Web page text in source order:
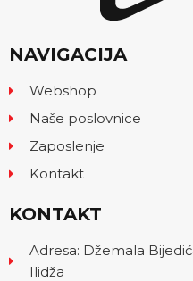
NAVIGACIJA
Webshop
Naše poslovnice
Zaposlenje
Kontakt
KONTAKT
Adresa: Džemala
Ilidža